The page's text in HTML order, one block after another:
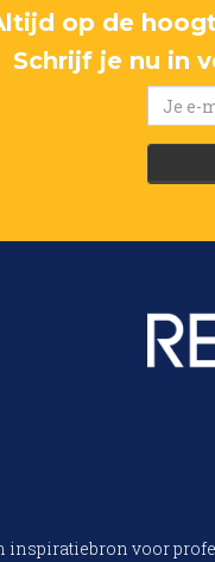
op de
Schrijf je nu in
inspiratiebron voor